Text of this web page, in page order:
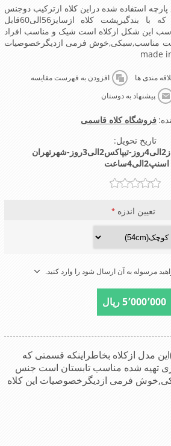
استفاده شده دراین کلاه ازترکیب دوجنس
چرم(مصنویی)وپلیستراست که با بندگیرپشت کلاه ازسایز56الی60قابل
این شکل ازکلاه است شیک و مناسب افراد
مناسب,سبکی,خوش فرمی ازدیگرخصوصیات
مندی ها افزودن به فهرست مقایسه
پیشنهاد به دوستان
فروشگاه کلاه قاسمی
تاریخ تحویل:
به واسته-پست پیشتاز2الی4روز-تیپاکس2الی3روز-شهرتهران
اسنپ2الی4ساعت
تعیین اندزه*
مرسوله به آن ارسال شود را وارد کنید.
5٬000٬000 ریال
این مدل ازکلاه بخاطراینکه قسمتی که
تهیه شده مناسب تابستان است جنس
فرمی ازدیگرخصوصیات این کلاه